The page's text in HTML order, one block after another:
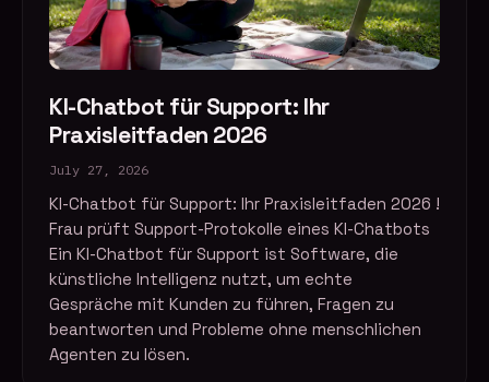
KI-Chatbot für Support: Ihr
Praxisleitfaden 2026
July 27, 2026
KI-Chatbot für Support: Ihr Praxisleitfaden 2026 !
Frau prüft Support-Protokolle eines KI-Chatbots
Ein KI-Chatbot für Support ist Software, die
künstliche Intelligenz nutzt, um echte
Gespräche mit Kunden zu führen, Fragen zu
beantworten und Probleme ohne menschlichen
Agenten zu lösen.